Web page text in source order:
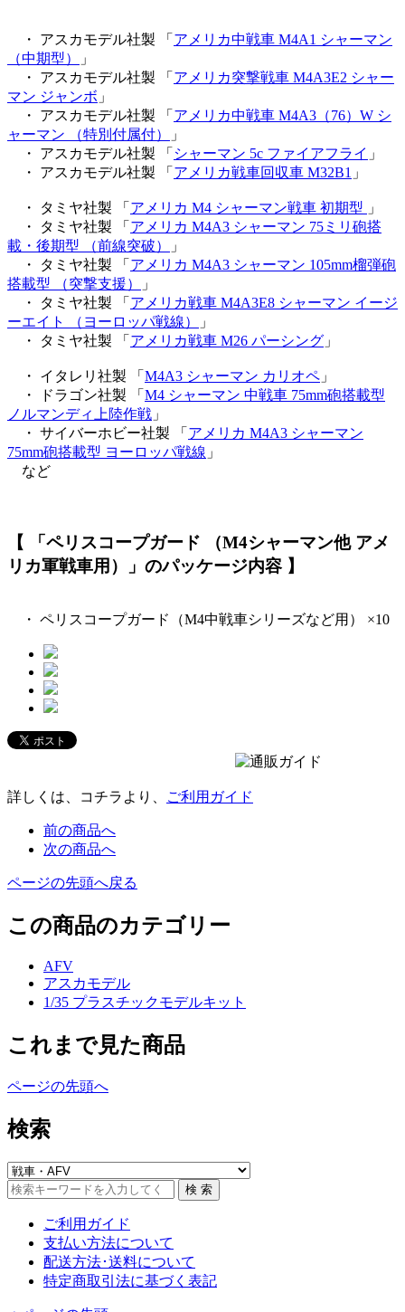
・ アスカモデル社製 「 アメリカ中戦車 M4A1 シャーマン
（中期型）
」
・ アスカモデル社製 「 アメリカ突撃戦車 M4A3E2 シャー
マン ジャンボ 」
・ アスカモデル社製 「 アメリカ中戦車 M4A3（76）W シ
ャーマン （特別付属付）
」
・ アスカモデル社製 「 シャーマン 5c ファイアフライ 」
・ アスカモデル社製 「 アメリカ戦車回収車 M32B1 」
・ タミヤ社製 「 アメリカ M4 シャーマン戦車 初期型 」
・ タミヤ社製 「 アメリカ M4A3 シャーマン 75ミリ砲搭
載・後期型 （前線突破）
」
・ タミヤ社製 「 アメリカ M4A3 シャーマン 105mm榴弾砲
搭載型 （突撃支援）
」
・ タミヤ社製 「 アメリカ戦車 M4A3E8 シャーマン イージ
ーエイト （ヨーロッパ戦線）
」
・ タミヤ社製 「 アメリカ戦車 M26 パーシング 」
・ イタレリ社製 「 M4A3 シャーマン カリオペ 」
・ ドラゴン社製 「 M4 シャーマン 中戦車 75mm砲搭載型
ノルマンディ上陸作戦 」
・ サイバーホビー社製 「 アメリカ M4A3 シャーマン
75mm砲搭載型 ヨーロッパ戦線 」
など
【 「ペリスコープガード （M4シャーマン他 アメ
リカ軍戦車用）」のパッケージ内容 】
・ ペリスコープガード（M4中戦車シリーズなど用） ×10
詳しくは、コチラより、 ご利用ガイド
前の商品へ
次の商品へ
ページの先頭へ戻る
この商品のカテゴリー
AFV
アスカモデル
1/35 プラスチックモデルキット
これまで見た商品
ページの先頭へ
検索
ご利用ガイド
支払い方法について
配送方法･送料について
特定商取引法に基づく表記